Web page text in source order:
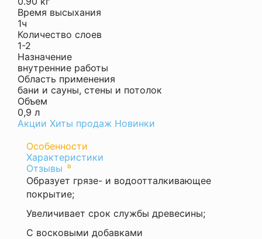
Время высыхания
1ч
Количество слоев
1-2
Назначение
внутренние работы
Область применения
бани и сауны, стены и потолок
Объем
0,9 л
Акции Хиты продаж Новинки
Особенности
Характеристики
Отзывы
0
Образует грязе- и водоотталкивающее
покрытие;
Увеличивает срок службы древесины;
С восковыми добавками
Вес
0.90
кг
Время
высыхания
1ч
Количество
Оставить
отзыв
Ваша
оценка
—